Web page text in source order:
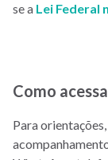
se a Lei Federal
Como
Para